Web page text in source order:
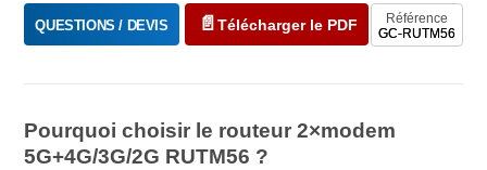
Référence
GC-RUTM56
QUESTIONS / DEVIS Télécharger le PDF
Pourquoi choisir le routeur 2×modem
5G+4G/3G/2G RUTM56 ?